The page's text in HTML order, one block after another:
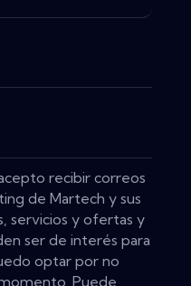
recibir correos
de Martech y sus
servicios y ofertas y
ser de interés para
optar por no
Puede